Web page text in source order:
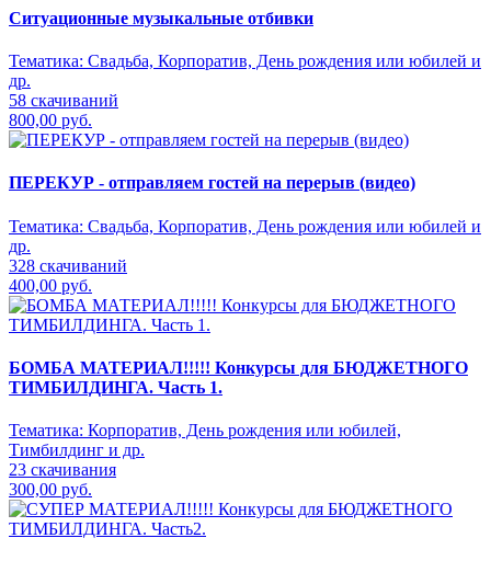
Ситуационные музыкальные отбивки
Тематика: Свадьба, Корпоратив, День рождения или юбилей и
др.
58 скачиваний
800,00 руб.
ПЕРЕКУР - отправляем гостей на перерыв (видео)
Тематика: Свадьба, Корпоратив, День рождения или юбилей и
др.
328 скачиваний
400,00 руб.
БОМБА МАТЕРИАЛ!!!!! Конкурсы для БЮДЖЕТНОГО
ТИМБИЛДИНГА. Часть 1.
Тематика: Корпоратив, День рождения или юбилей,
Тимбилдинг и др.
23 скачивания
300,00 руб.